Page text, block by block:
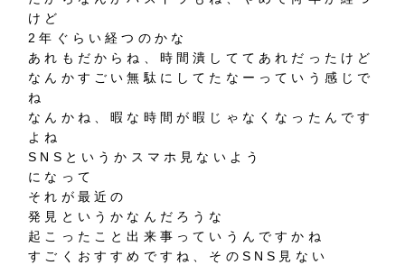
けど
2年ぐらい経つのかな
あれもだからね、時間潰しててあれだったけど
なんかすごい無駄にしてたなーっていう感じで
ね
なんかね、暇な時間が暇じゃなくなったんです
よね
SNSというかスマホ見ないよう
になって
それが最近の
発見というかなんだろうな
起こったこと出来事っていうんですかね
すごくおすすめですね、そのSNS見ない